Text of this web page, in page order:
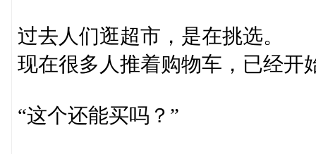
过去人们逛超市，是在挑选。
现在很多人推着购物车，已经开
“这个还能买吗？”